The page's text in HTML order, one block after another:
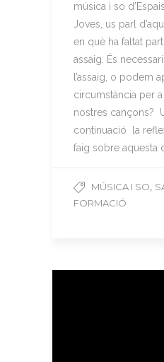
música i so d’Espais
Joves, us parl
en què ha faltat
assaig. És
l’assaig, o podem
circumstància per
nostres cançons?
continuació la
faig sobre aquesta
MÚSICA I SO,
FORMACIÓ